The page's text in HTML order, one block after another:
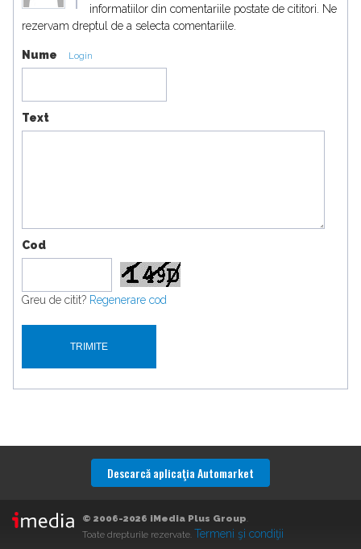
informatiilor din comentariile postate de cititori. Ne
rezervam dreptul de a selecta comentariile.
Nume Login
Text
Cod
Greu de citit? Regenerare cod
Descarcă aplicaţia Automarket
© 2006-2026 iMedia Plus Group.
Toate drepturile rezervate. Termeni şi condiţii